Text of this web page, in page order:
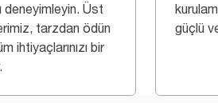
deneyimleyin. Üst
tarzdan ödün
ihtiyaçlarınızı bir
güçlü